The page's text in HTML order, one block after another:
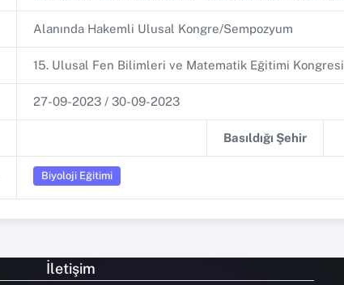
Alanında Hakemli Ulusal Kongre/Sempozyum
15. Ulusal Fen Bilimleri ve Matematik Eğitimi Kongresi
27-09-2023 / 30-09-2023
Basıldığı Şehir
Biyoloji Eğitimi
İletişim